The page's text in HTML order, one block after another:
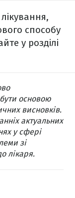
способу
у розділі
основою
висновків.
актуальних
у сфері
зі
лікаря.